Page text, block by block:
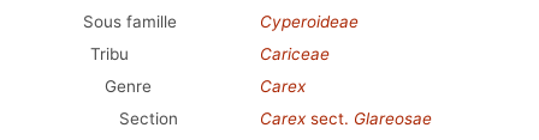
Sous famille
Cyperoideae
Tribu
Cariceae
Genre
Carex
Section
Carex sect. Glareosae